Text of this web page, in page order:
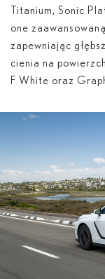
Titanium, Sonic
one
zapewniając
cienia na
F White oraz